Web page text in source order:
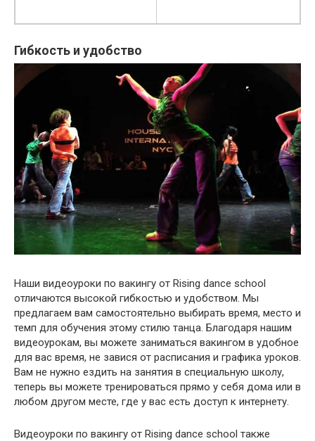
Гибкость и удобство
Наши видеоуроки по вакингу от Rising dance school
отличаются высокой гибкостью и удобством. Мы
предлагаем вам самостоятельно выбирать время, место и
темп для обучения этому стилю танца. Благодаря нашим
видеоурокам, вы можете заниматься вакингом в удобное
для вас время, не завися от расписания и графика уроков.
Вам не нужно ездить на занятия в специальную школу,
теперь вы можете тренироваться прямо у себя дома или в
любом другом месте, где у вас есть доступ к интернету.
Видеоуроки по вакингу от Rising dance school также